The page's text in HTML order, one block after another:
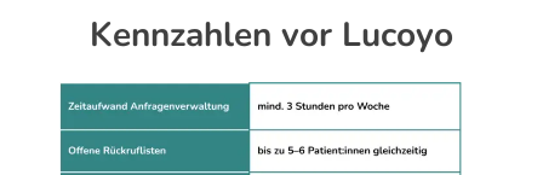
Kennzahlen vor Lucoyo